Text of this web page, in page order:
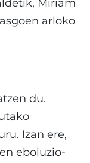
Miriam
arloko
du.
Izan ere,
eboluzio-